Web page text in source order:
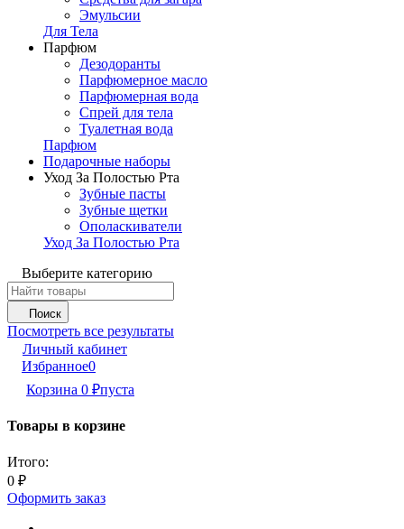
Эмульсии
Для Тела
Парфюм
Дезодоранты
Парфюмерное масло
Парфюмерная вода
Спрей для тела
Туалетная вода
Парфюм
Подарочные наборы
Уход За Полостью Рта
Зубные пасты
Зубные щетки
Ополаскиватели
Уход За Полостью Рта
Выберите категорию
Поиск
Посмотреть все результаты
Личный кабинет
Избранное0
Корзина 0 ₽пуста
Товары в корзине
Итого:
0 ₽
Оформить заказ